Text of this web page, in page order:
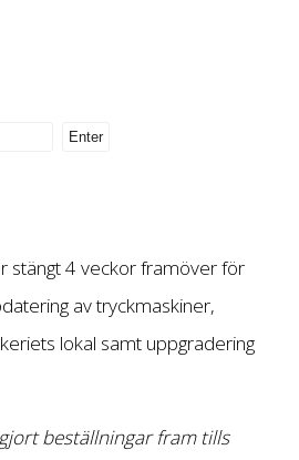
stängt 4 veckor framöver för
av tryckmaskiner,
lokal samt uppgradering
beställningar fram tills